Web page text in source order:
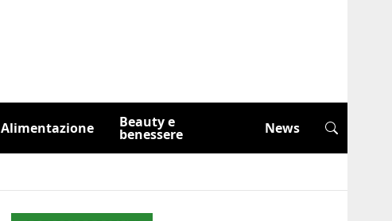
Alimentazione Beauty e
benessere News